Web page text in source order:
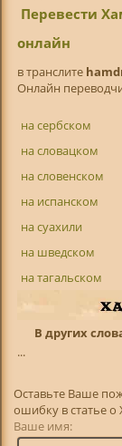
Перевести
онлайн
в транслитe
Онлайн
на сербском
на словацком
на словенском
на испанском
на суахили
на шведском
на тагальском
В других
...
Оставьте Ваше
ошибку в статье
Ваше имя: